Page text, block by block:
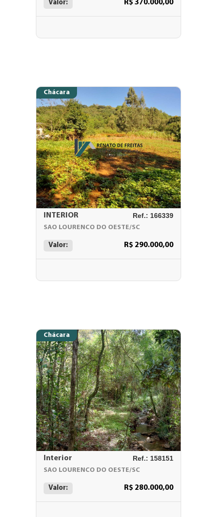
Valor: R$ 370.000,00
Chácara
INTERIOR Ref.: 166339
SAO LOURENCO DO OESTE/SC
Valor: R$ 290.000,00
Chácara
Interior Ref.: 158151
SAO LOURENCO DO OESTE/SC
Valor: R$ 280.000,00